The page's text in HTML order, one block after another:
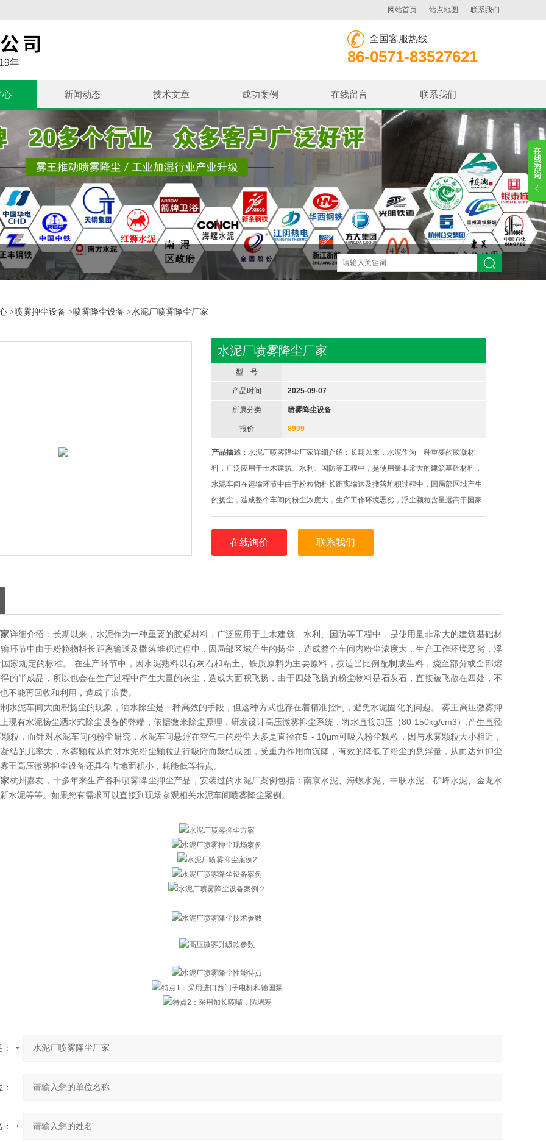
网站首页 - 站点地图 - 联系我们
全国客服热线
86-0571-83527621
心 新闻动态 技术文章 成功案例 在线留言 联系我们
>喷雾抑尘设备 >喷雾降尘设备 >水泥厂喷雾降尘厂家
水泥厂喷雾降尘厂家
型 号
产品时间 2025-09-07
所属分类 喷雾降尘设备
报价 8999
产品描述：水泥厂喷雾降尘厂家详细介绍：长期以来，水泥作为一种重要的胶凝材
料，广泛应用于土木建筑、水利、国防等工程中，是使用量非常大的建筑基础材料，
水泥车间在运输环节中由于粉粒物料长距离输送及撒落堆积过程中，因局部区域产生
的扬尘，造成整个车间内粉尘浓度大，生产工作环境恶劣，浮尘颗粒含量远高于国家
规定的标准。
在线询价 联系我们
详细介绍：长期以来，水泥作为一种重要的胶凝材料，广泛应用于土木建筑、水利、国防等工程中，是使用量非常大的建筑基础材
环节中由于粉粒物料长距离输送及撒落堆积过程中，因局部区域产生的扬尘，造成整个车间内粉尘浓度大，生产工作环境恶劣，浮
家规定的标准。 在生产环节中，因水泥熟料以石灰石和粘土、铁质原料为主要原料，按适当比例配制成生料，烧至部分或全部熔
的半成品，所以也会在生产过程中产生大量的灰尘，造成大面积飞扬，由于四处飞扬的粉尘物料是石灰石，直接被飞散在四处，不
不能再回收和利用，造成了浪费。
水泥车间大面积扬尘的现象，洒水除尘是一种高效的手段，但这种方式也存在着精准控制，避免水泥固化的问题。 雾王高压微雾抑
现有水泥扬尘洒水式除尘设备的弊端，依据微米除尘原理，研发设计高压微雾抑尘系统，将水直接加压（80-150kg/cm3）,产生直径
粒，而针对水泥车间的粉尘研究，水泥车间悬浮在空气中的粉尘大多是直径在5～10μm可吸入粉尘颗粒，因与水雾颗粒大小相近，
结的几率大，水雾颗粒从而对水泥粉尘颗粒进行吸附而聚结成团，受重力作用而沉降，有效的降低了粉尘的悬浮量，从而达到抑尘
王高压微雾抑尘设备还具有占地面积小，耗能低等特点。
杭州嘉友，十多年来生产各种喷雾降尘抑尘产品，安装过的水泥厂案例包括：南京水泥、海螺水泥、中联水泥、矿峰水泥、金龙水
水泥等等。如果您有需求可以直接到现场参观相关水泥车间喷雾降尘案例。